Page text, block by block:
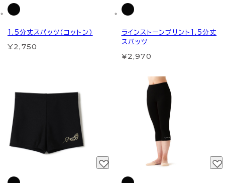
1.5分丈スパッツ（コットン）
¥2,750
ラインストーンプリント1.5分丈
スパッツ
¥2,970